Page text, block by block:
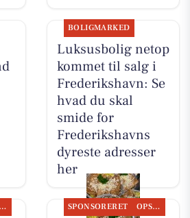
BOLIGMARKED
Luksusbolig netop
kommet til salg i
Frederikshavn: Se
hvad du skal
smide for
Frederikshavns
dyreste adresser
her
OPSLAGSTAVLEN SPONSORERET OPSLAGSTAVLEN